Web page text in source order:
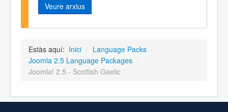
Veure arxius
Estàs aquí: Inici / Language Packs /
Joomla 2.5 Language Packages /
Joomla! 2.5 - Scottish Gaelic